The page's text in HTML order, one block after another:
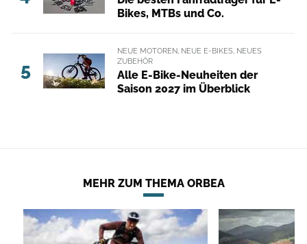
Bikes, MTBs und Co.
5
NEUE MOTOREN, NEUE E-BIKES, NEUES
ZUBEHÖR
Alle E-Bike-Neuheiten der
Saison 2027 im Überblick
MEHR ZUM THEMA ORBEA